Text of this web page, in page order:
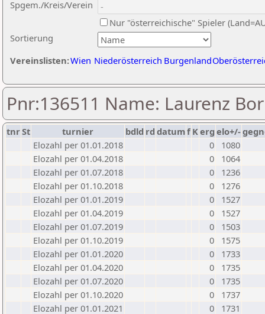
Sortierung
Spgem./Kreis/Verein
Nur "österreichische" Spieler
Vereinslisten:Wien Niederösterreich Burgenland
Pnr:136511 Name: Laurenz
tnrSt turnier bdld rd datumf Kerg elo+/-
Elozahl per 01.01.2018
0
1080
Elozahl per 01.04.2018
0
1064
Elozahl per 01.07.2018
0
1236
Elozahl per 01.10.2018
0
1276
Elozahl per 01.01.2019
0
1527
Elozahl per 01.04.2019
0
1527
Elozahl per 01.07.2019
0
1503
Elozahl per 01.10.2019
0
1575
Elozahl per 01.01.2020
0
1733
Elozahl per 01.04.2020
0
1735
Elozahl per 01.07.2020
0
1735
Elozahl per 01.10.2020
0
1737
Elozahl per 01.01.2021
0
1731